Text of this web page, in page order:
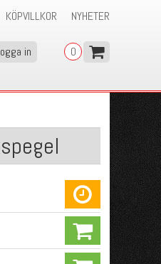
NYHETER
KÖPVILLKOR
0
in